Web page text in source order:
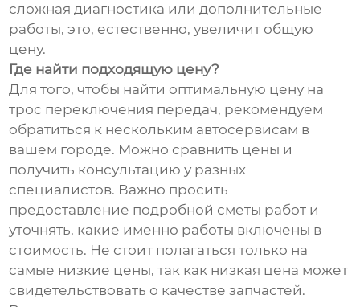
сложная диагностика или дополнительные
работы, это, естественно, увеличит общую
цену.
Где найти подходящую цену?
Для того, чтобы найти оптимальную цену на
трос переключения передач, рекомендуем
обратиться к нескольким автосервисам в
вашем городе. Можно сравнить цены и
получить консультацию у разных
специалистов. Важно просить
предоставление подробной сметы работ и
уточнять, какие именно работы включены в
стоимость. Не стоит полагаться только на
самые низкие цены, так как низкая цена может
свидетельствовать о качестве запчастей.